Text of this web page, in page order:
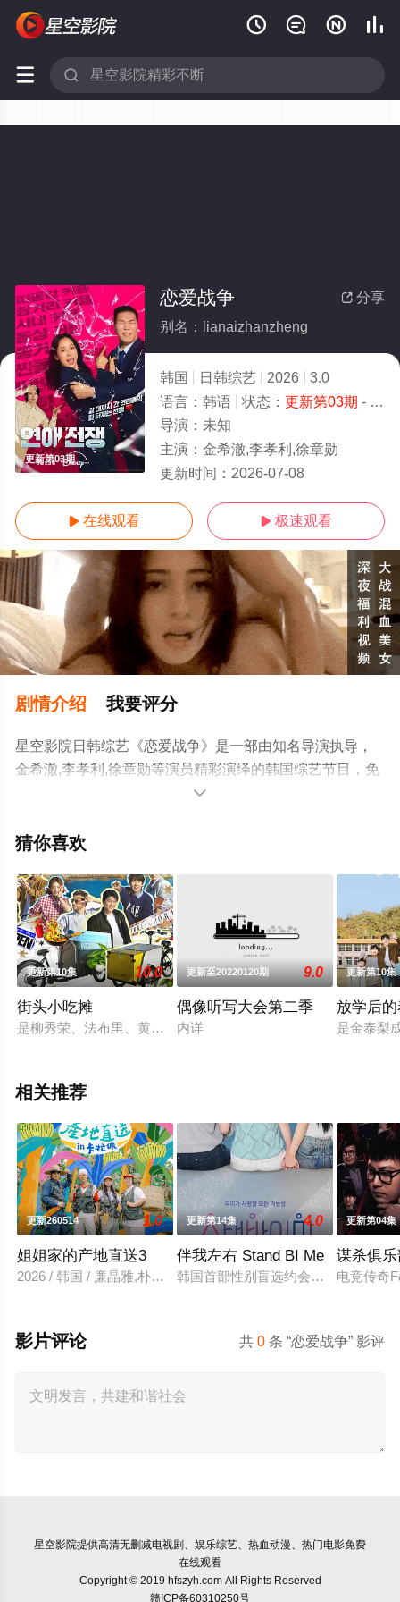
   
 
更新第03期
 分享
恋爱战争
别名：lianaizhanzheng
韩国 日韩综艺 2026
3.0
语言： 韩语 状态： 更新第03期 - 免费在线观看
导演： 未知
主演： 金希澈,李孝利,徐章勋
更新时间： 2026-07-08
 在线观看  极速观看
剧情介绍 我要评分
星空影院日韩综艺《恋爱战争》是一部由知名导演执导，
金希澈,李孝利,徐章勋等演员精彩演绎的韩国综艺节目，免
费观看高清未删减完整版综艺节目就来星空电影网，更多
解。

猜你喜欢
更新第10集 10.0
街头小吃摊
是柳秀荣、法布里、黄光熙、全昭弥穿梭于西班牙，展示韩国街
更新至20220120期 9.0
偶像听写大会第二季
内详
更新第10集
放学后
是金泰梨
相关推荐
更新260514 1.0
姐姐家的产地直送3
2026 / 韩国 / 廉晶雅,朴俊勉,金珍荣
更新第14集 4.0
伴我左右 Stand BI Me
韩国首部性别盲选约会真人秀，展现
更新第04集
谋杀俱
电竞传奇
共0 条 “恋爱战争” 影评
影片评论
星空影院提供高清无删减电视剧、娱乐综艺、热血动漫、热门电影免费
在线观看
Copyright © 2019 hfszyh.com All Rights Reserved
赣ICP备60310250号